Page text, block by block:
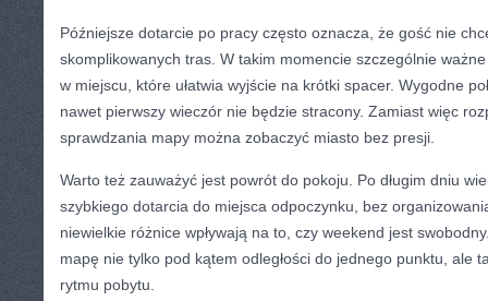
Późniejsze dotarcie po pracy często oznacza, że gość nie
skomplikowanych tras. W takim momencie szczególnie
w miejscu, które ułatwia wyjście na krótki spacer. Wygodne
nawet pierwszy wieczór nie będzie stracony. Zamiast więc
sprawdzania mapy można zobaczyć miasto bez presji.
Warto też zauważyć jest powrót do pokoju. Po długim dniu
szybkiego dotarcia do miejsca odpoczynku, bez
niewielkie różnice wpływają na to, czy weekend jest
mapę nie tylko pod kątem odległości do jednego punktu, ale
rytmu pobytu.